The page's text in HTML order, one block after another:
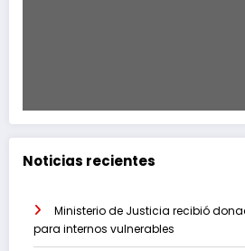
Noticias recientes
Ministerio de Justicia recibió
para internos vulnerables